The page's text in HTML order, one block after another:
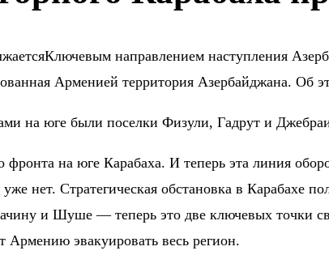
Ключевым направлением наступления
Арменией территория Азербайджана. Об
на юге были поселки Физули, Гадрут и
фронта на юге Карабаха. И теперь эта линия
нет. Стратегическая обстановка в Карабахе
и Шуше — теперь это две ключевых точки
эвакуировать весь регион.